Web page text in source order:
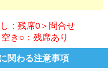
：残席0＞問合せ
き○：残席あり
関わる注意事項